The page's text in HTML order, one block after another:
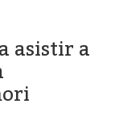
asistir a